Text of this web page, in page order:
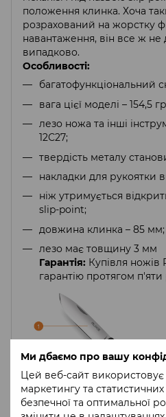
Ми дбаємо про вашу
Цей веб-сайт
маркетингу та
безпечної та оптимальної
положення клинка. Хоча
розрахований на жорстку
навантаження, він все ж не
випадково.
Особливості:
багатофункціональний
вага цієї моделі – 154,5
лезо ножа та інші
12С27;
твердість металу
накладки для рукоятки
ніж утримується
slip-point;
довжина клинка – 85 мм;
лезо має товщину 3 мм
Гарантія: Купівля ножів
гарантію протягом